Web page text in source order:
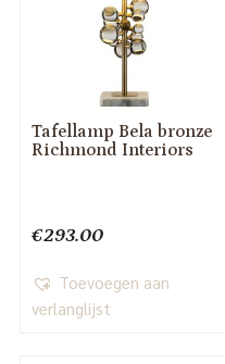
Tafellamp Bela bronze
Richmond Interiors
€293.00
Toevoegen aan
verlanglijst